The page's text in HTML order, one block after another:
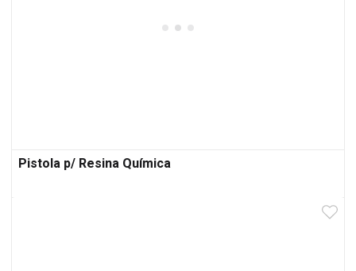
Pistola p/ Resina Química